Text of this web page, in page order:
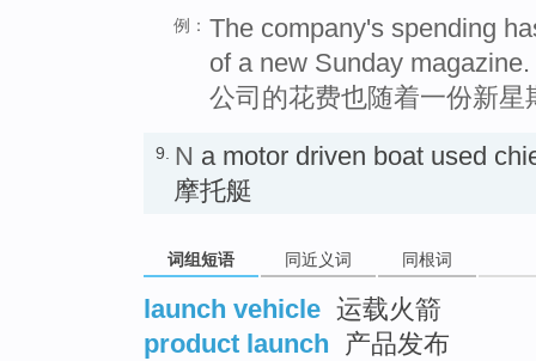
例： The company's spending
of a new Sunday magazine.
公司的花费也随着一份新
9. N a motor driven boat used
摩托艇
词组短语 同近义词 同根词
launch vehicle 运载火箭
product launch
产品发布